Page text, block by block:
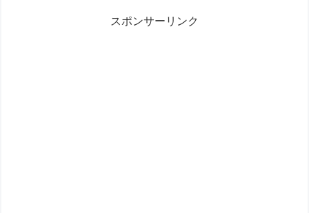
スポンサーリンク